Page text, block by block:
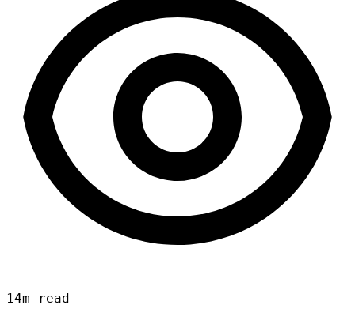
14m read